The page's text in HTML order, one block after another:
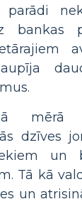
bankas
mērā
dzīves
un
Tā kā
un